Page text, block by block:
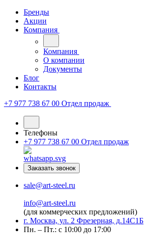
Бренды
Акции
Компания
Компания
О компании
Документы
Блог
Контакты
+7 977 738 67 00 Отдел продаж
Телефоны
+7 977 738 67 00 Отдел продаж
Заказать звонок
sale@art-steel.ru
info@art-steel.ru
(для коммерческих предложений)
г. Москва, ул. 2 Фрезерная, д.14С1Б
Пн. – Пт.: с 10:00 до 17:00